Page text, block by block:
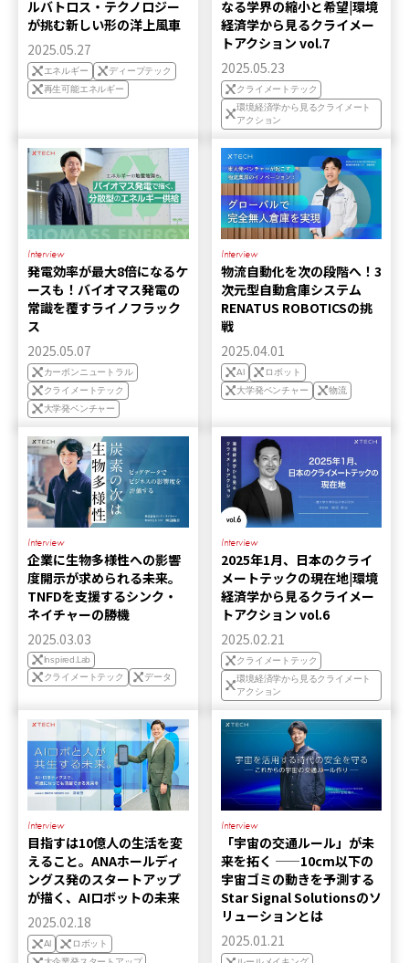
ルバトロス・テクノロジー
が挑む新しい形の洋上風車
2025.05.27
エネルギー
ディープテック
再生可能エネルギー
なる学界の縮小と希望|環境
経済学から見るクライメー
トアクション vol.7
2025.05.23
クライメートテック
環境経済学から見るクライメート
アクション
Interview
発電効率が最大8倍になるケ
ースも！バイオマス発電の
常識を覆すライノフラック
ス
2025.05.07
カーボンニュートラル
クライメートテック
大学発ベンチャー
Interview
物流自動化を次の段階へ！3
次元型自動倉庫システム
RENATUS ROBOTICSの挑
戦
2025.04.01
AI
ロボット
大学発ベンチャー
物流
Interview
企業に生物多様性への影響
度開示が求められる未来。
TNFDを支援するシンク・
ネイチャーの勝機
2025.03.03
Inspired.Lab
クライメートテック
データ
Interview
2025年1月、日本のクライ
メートテックの現在地|環境
経済学から見るクライメー
トアクション vol.6
2025.02.21
クライメートテック
環境経済学から見るクライメート
アクション
Interview
目指すは10億人の生活を変
えること。ANAホールディ
ングス発のスタートアップ
が描く、AIロボットの未来
2025.02.18
AI
ロボット
Interview
「宇宙の交通ルール」が未
来を拓く ——10cm以下の
宇宙ゴミの動きを予測する
Star Signal Solutionsのソ
リューションとは
2025.01.21